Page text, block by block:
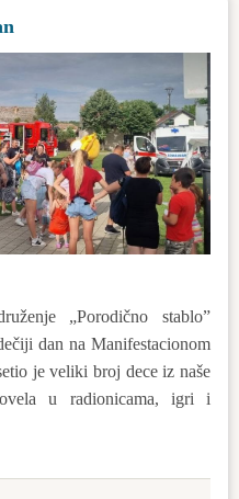
„Porodično stablo”
dan na Manifestacionom
je veliki broj dece iz naše
u radionicama, igri i